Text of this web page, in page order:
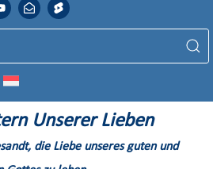
Unserer Lieben
die Liebe unseres guten und